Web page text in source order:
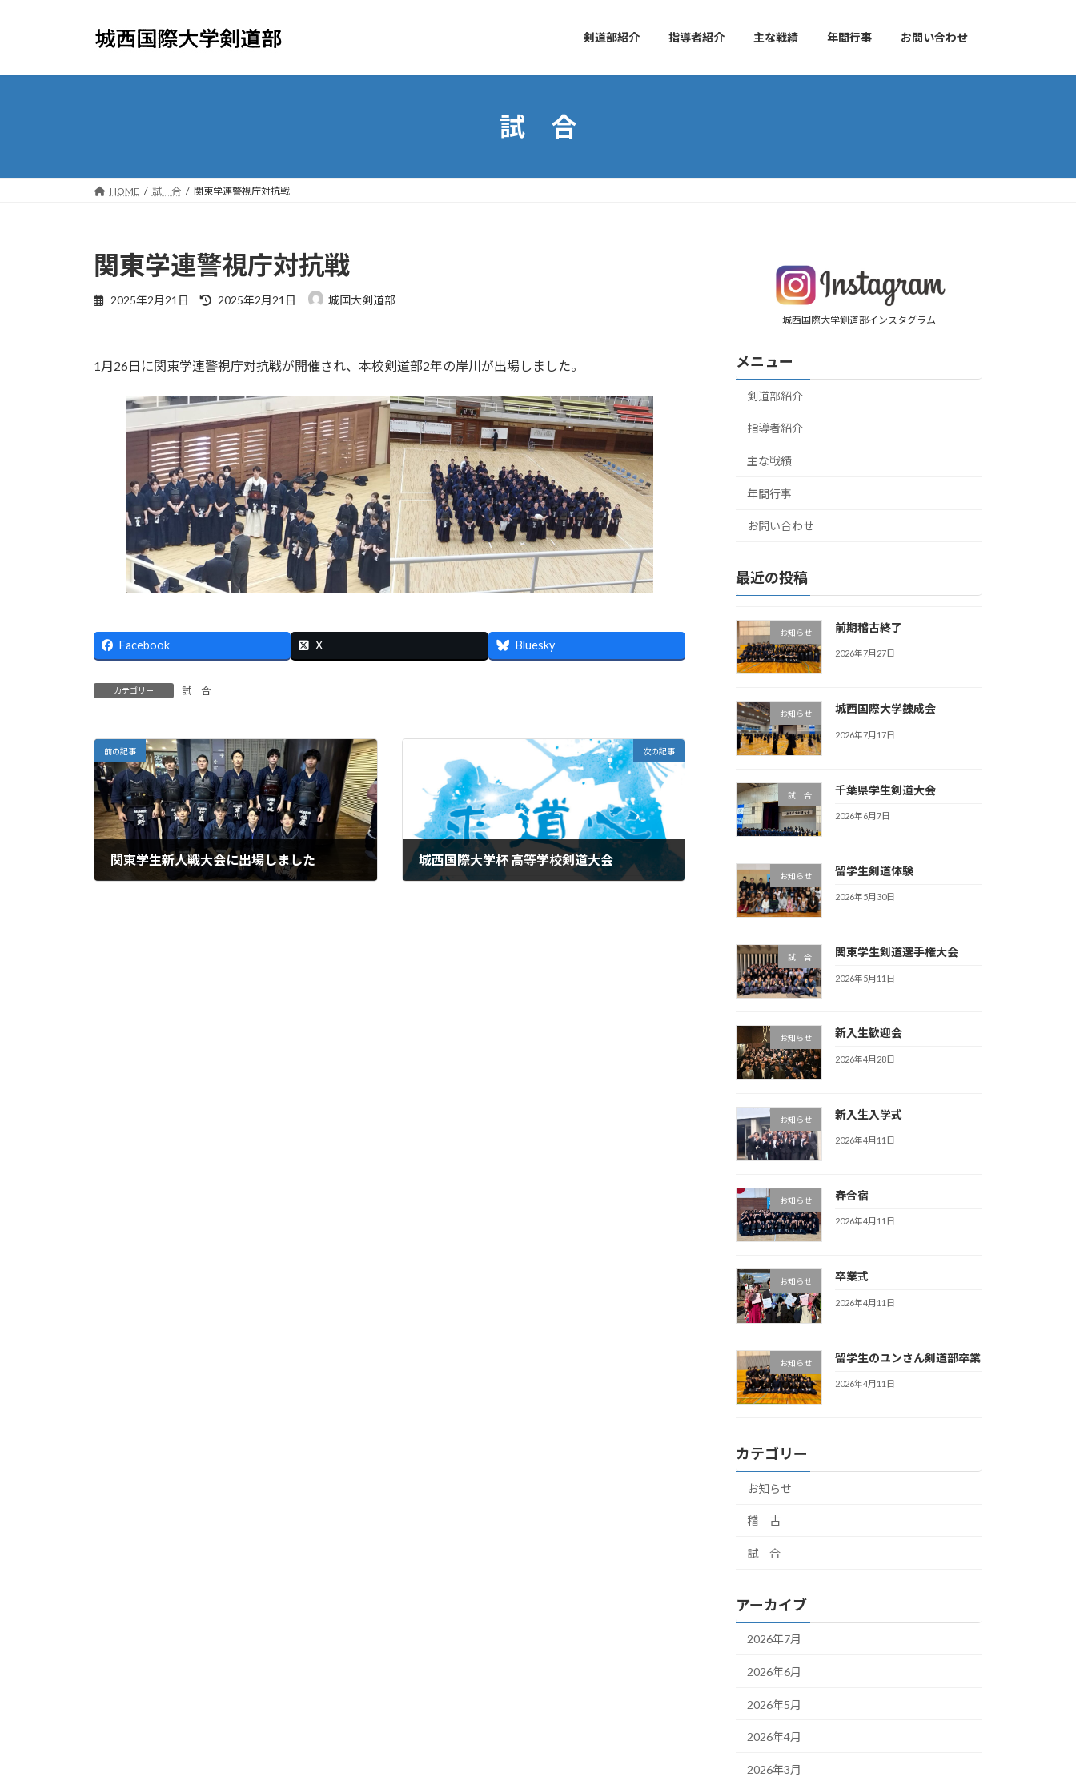
プ
動
剣道部紹介 指導者紹介 主な戦績 年間行事 お問い合わせ
試 合
HOME 試 合 関東学連警視庁対抗戦
関東学連警視庁対抗戦
2025年2月21日
最
日
時
2025年2月21日 城国大剣道部
1月26日に関東学連警視庁対抗戦が開催され、本校剣道部2年の岸川が出場しました。
Facebook X Bluesky
カテゴリー 試 合
前の記事
関東学生新人戦大会に出場しました
次の記事
城西国際大学杯 高等学校剣道大会
城西国際大学剣道部インスタグラム
メニュー
剣道部紹介
指導者紹介
主な戦績
年間行事
お問い合わせ
最近の投稿
お知らせ 前期稽古終了
2026年7月27日
お知らせ 城西国際大学錬成会
2026年7月17日
試 合 千葉県学生剣道大会
2026年6月7日
お知らせ 留学生剣道体験
2026年5月30日
試 合 関東学生剣道選手権大会
2026年5月11日
お知らせ 新入生歓迎会
2026年4月28日
お知らせ 新入生入学式
2026年4月11日
お知らせ 春合宿
2026年4月11日
お知らせ 卒業式
2026年4月11日
お知らせ 留学生のユンさん剣道部卒業
2026年4月11日
カテゴリー
お知らせ
稽 古
試 合
アーカイブ
2026年7月
2026年6月
2026年5月
2026年4月
2026年3月